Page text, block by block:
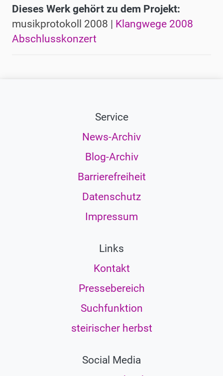
Dieses Werk gehört zu dem Projekt:
musikprotokoll 2008 | Klangwege 2008
Abschlusskonzert
Service
News-Archiv
Blog-Archiv
Barrierefreiheit
Datenschutz
Impressum
Links
Kontakt
Pressebereich
Suchfunktion
steirischer herbst
Social Media